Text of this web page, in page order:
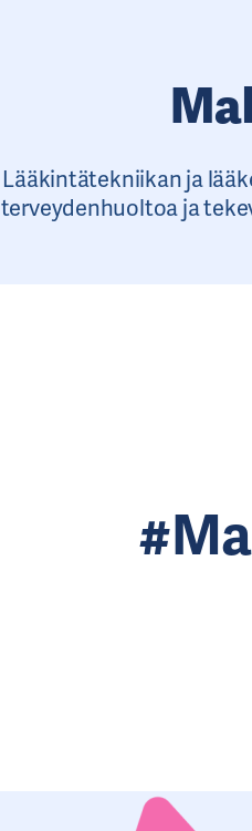
Lääkintätekniikan ja
terveydenhuoltoa ja